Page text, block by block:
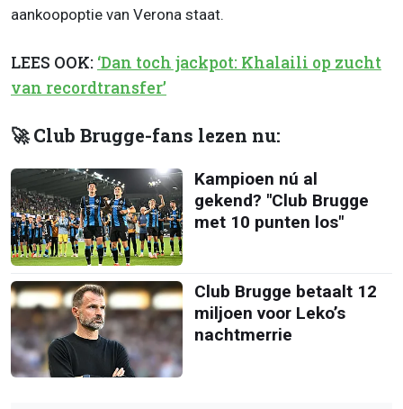
aankoopoptie van Verona staat.
LEES OOK: ‘Dan toch jackpot: Khalaili op zucht
van recordtransfer’
🚀 Club Brugge-fans lezen nu:
Kampioen nú al
gekend? "Club Brugge
met 10 punten los"
Club Brugge betaalt 12
miljoen voor Leko’s
nachtmerrie